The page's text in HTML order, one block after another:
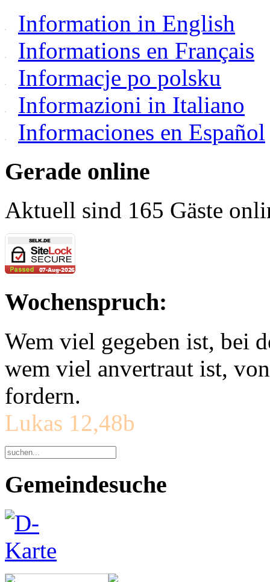
Information in English
Informations en Français
Informacje po polsku
Informazioni in Italiano
Informaciones en Español
Gerade online
Aktuell sind 165 Gäste
Wochenspruch:
Wem viel gegeben ist, bei
wem viel anvertraut ist,
fordern.
Lukas 12,48b
Gemeindesuche